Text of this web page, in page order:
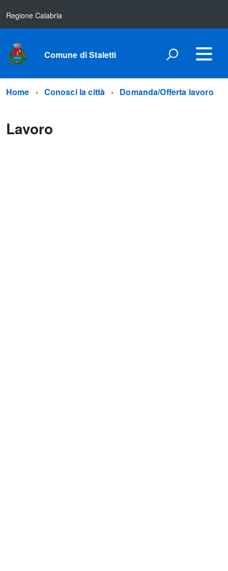
Regione Calabria
Comune di Stalettì
Home Conosci la città Domanda/Offerta lavoro
Lavoro